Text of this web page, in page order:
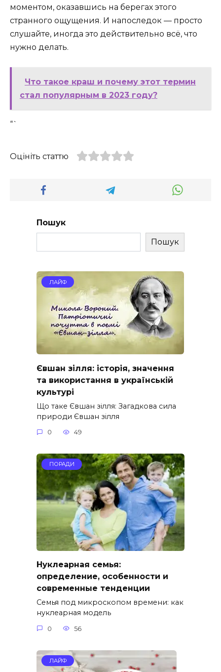
моментом, оказавшись на берегах этого
странного ощущения. И напоследок — просто
слушайте, иногда это действительно всё, что
нужно делать.
Что такое краш и почему этот термин
стал популярным в 2023 году?
“`
Оцініть статтю
Пошук
Пошук
ЛАЙФ
Євшан зілля: історія, значення
та використання в українській
культурі
Що таке Євшан зілля: Загадкова сила
природи Євшан зілля
0 49
ПОРАДИ
Нуклеарная семья:
определение, особенности и
современные тенденции
Семья под микроскопом времени: как
нуклеарная модель
0 56
ЛАЙФ